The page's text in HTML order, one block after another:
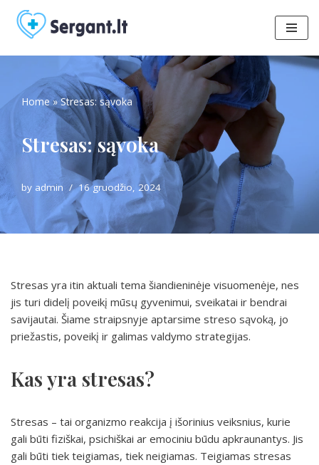
Skip
to
Home»Stresas: sąvoka
Stresas: sąvoka
by admin 16 gruodžio, 2024
Stresas yra itin aktuali tema šiandieninėje visuomenėje, nes
jis turi didelį poveikį mūsų gyvenimui, sveikatai ir bendrai
savijautai. Šiame straipsnyje aptarsime streso sąvoką, jo
priežastis, poveikį ir galimas valdymo strategijas.
Kas yra stresas?
Stresas – tai organizmo reakcija į išorinius veiksnius, kurie
gali būti fiziškai, psichiškai ar emociniu būdu apkraunantys. Jis
gali būti tiek teigiamas, tiek neigiamas. Teigiamas stresas